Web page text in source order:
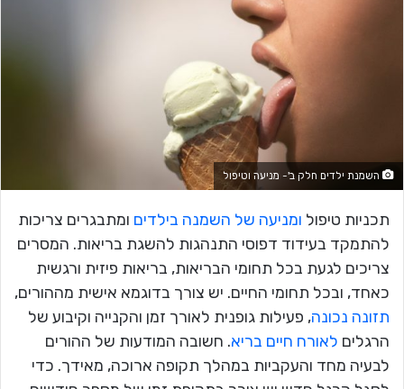
השמנת ילדים חלק ב'- מניעה וטיפול
תכניות טיפול ומניעה של השמנה בילדים ומתבגרים צריכות
להתמקד בעידוד דפוסי התנהגות להשגת בריאות. המסרים
צריכים לגעת בכל תחומי הבריאות, בריאות פיזית ורגשית
כאחד, ובכל תחומי החיים. יש צורך בדוגמא אישית מההורים,
תזונה נכונה, פעילות גופנית לאורך זמן והקנייה וקיבוע של
הרגלים לאורח חיים בריא. חשובה המודעות של ההורים
לבעיה מחד והעקביות במהלך תקופה ארוכה, מאידך. כדי